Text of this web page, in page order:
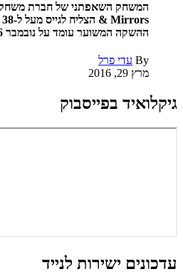
ההשקה המשוער עומד על נובמבר 2016 ויהיה זמין דרך Steam
By עדי פרל
מרץ 29, 2016
גיקלואיד בפייסבוק
עדכונים ישירות לנייד